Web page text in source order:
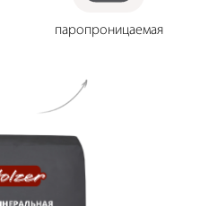
паропроницаемая